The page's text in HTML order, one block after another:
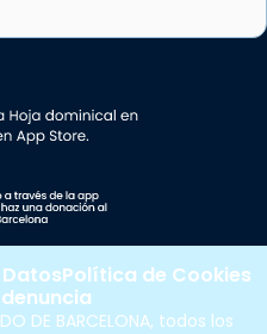
DE BARCELONA, todos los
Política de Cookies